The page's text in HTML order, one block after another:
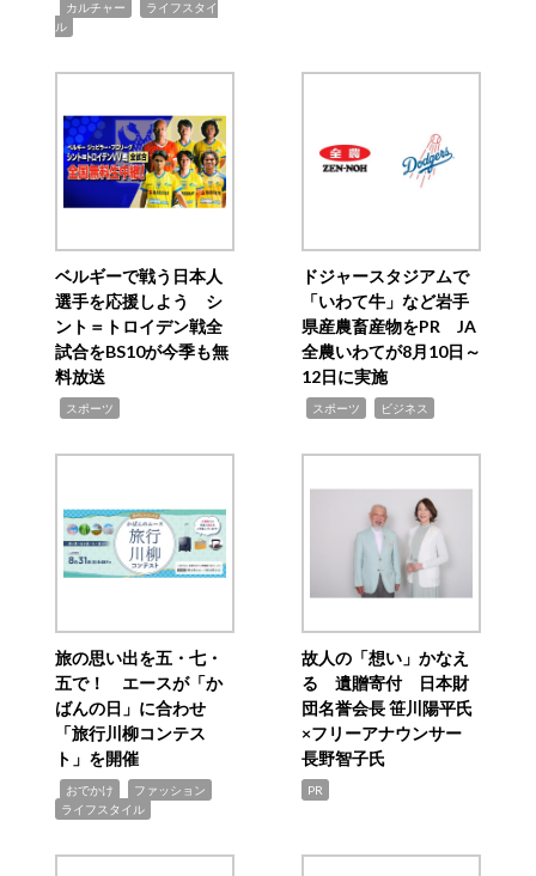
カルチャー
ライフスタイ
ル
ベルギーで戦う日本人
選手を応援しよう シ
ント＝トロイデン戦全
試合をBS10が今季も無
料放送
スポーツ
ドジャースタジアムで
「いわて牛」など岩手
県産農畜産物をPR JA
全農いわてが8月10日～
12日に実施
スポーツ ビジネス
旅の思い出を五・七・
五で！ エースが「か
ばんの日」に合わせ
「旅行川柳コンテス
ト」を開催
おでかけ ファッション
ライフスタイル
故人の「想い」かなえ
る 遺贈寄付 日本財
団名誉会長 笹川陽平氏
×フリーアナウンサー
長野智子氏
PR